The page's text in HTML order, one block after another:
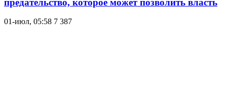
01-июл, 05:58 7 387